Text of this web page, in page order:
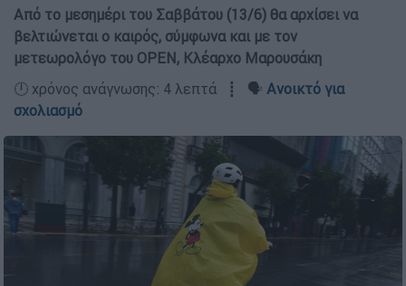
Από το μεσημέρι του Σαββάτου (13/6) θα αρχίσει να
βελτιώνεται ο καιρός, σύμφωνα και με τον
μετεωρολόγο του OPEN, Κλέαρχο Μαρουσάκη
🕛 χρόνος ανάγνωσης: 4 λεπτά ┋ 🗣️ Ανοικτό για
σχολιασμό